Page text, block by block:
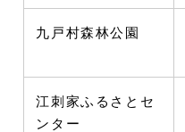
九戸村森林公園
江刺家ふるさとセ
ンター